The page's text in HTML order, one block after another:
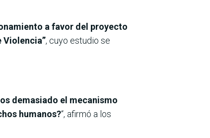
a favor del proyecto
Violencia”, cuyo estudio se
demasiado el mecanismo
humanos?“, afirmó a los